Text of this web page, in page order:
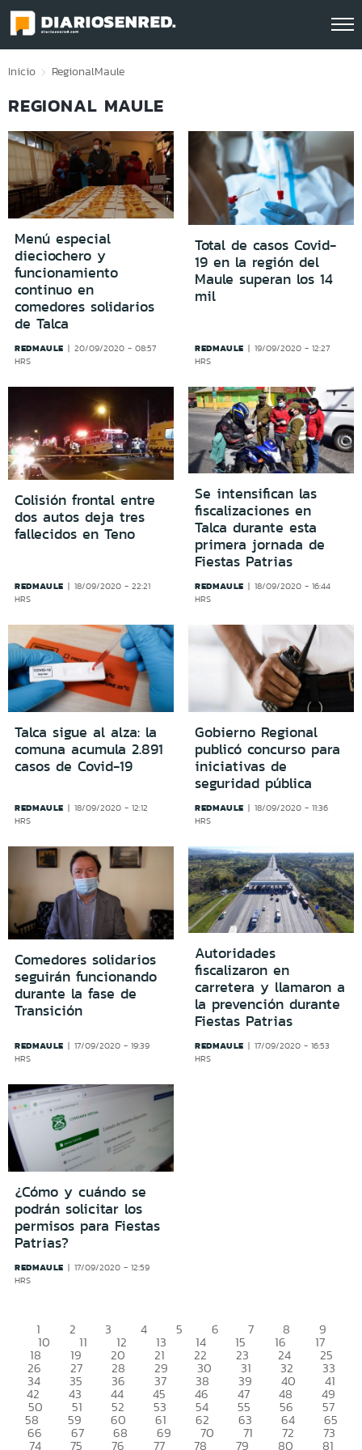
Click acá para ir directamente al contenido
Inicio RegionalMaule
REGIONAL MAULE
Menú especial
dieciochero y
funcionamiento
continuo en
comedores solidarios
de Talca
REDMAULE
20/09/2020 - 08:57
HRS
Total de casos Covid-
19 en la región del
Maule superan los 14
mil
REDMAULE
19/09/2020 - 12:27
HRS
Colisión frontal entre
dos autos deja tres
fallecidos en Teno
REDMAULE
18/09/2020 - 22:21
HRS
Se intensifican las
fiscalizaciones en
Talca durante esta
primera jornada de
Fiestas Patrias
REDMAULE
18/09/2020 - 16:44
HRS
Talca sigue al alza: la
comuna acumula 2.891
casos de Covid-19
REDMAULE
18/09/2020 - 12:12
HRS
Gobierno Regional
publicó concurso para
iniciativas de
seguridad pública
REDMAULE
18/09/2020 - 11:36
HRS
Comedores solidarios
seguirán funcionando
durante la fase de
Transición
REDMAULE
17/09/2020 - 19:39
HRS
Autoridades
fiscalizaron en
carretera y llamaron a
la prevención durante
Fiestas Patrias
REDMAULE
17/09/2020 - 16:53
HRS
¿Cómo y cuándo se
podrán solicitar los
permisos para Fiestas
Patrias?
REDMAULE
17/09/2020 - 12:59
HRS
1 2 3 4 5 6 7 8 9
10 11 12 13 14 15 16 17
18 19 20 21 22 23 24 25
26 27 28 29 30 31 32 33
34 35 36 37 38 39 40 41
42 43 44 45 46 47 48 49
50 51 52 53 54 55 56 57
58 59 60 61 62 63 64 65
66 67 68 69 70 71 72 73
74 75 76 77 78 79 80 81